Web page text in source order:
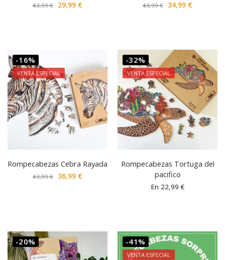
43,99€ 29,99 € 43,99€ 34,99 €
-16%
VENTA ESPECIAL
Rompecabezas Cebra Rayada
43,99€ 36,99 €
-32%
VENTA ESPECIAL
Rompecabezas Tortuga del
pacifico
En 22,99€
-20% -41%
VENTA ESPECIAL